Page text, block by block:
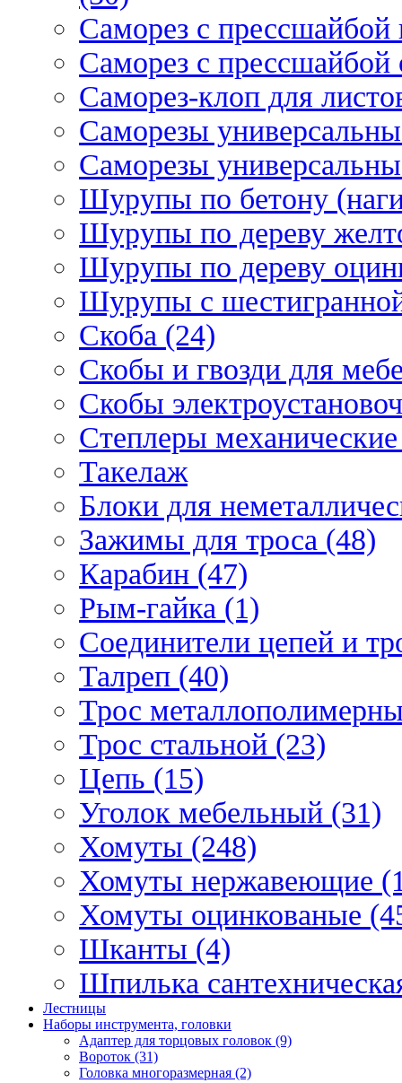
Саморез с прессшайбой
Саморез с
Саморез-клоп для
Саморезы
Саморезы
Шурупы по бетону
Шурупы по дереву
Шурупы по дереву
Шурупы с
Скоба (24)
Скобы и гвозди для
Скобы
Степлеры
Такелаж
Блоки для
Зажимы для троса (48)
Карабин (47)
Рым-гайка (1)
Соединители цепей и
Талреп (40)
Трос
Трос стальной (23)
Цепь (15)
Уголок мебельный (31)
Хомуты (248)
Хомуты нержавеющие
Хомуты оцинкованые
Шканты (4)
Шпилька
Лестницы
Наборы инструмента, головки
Адаптер для торцовых головок (9)
Вороток (31)
Головка многоразмерная (2)